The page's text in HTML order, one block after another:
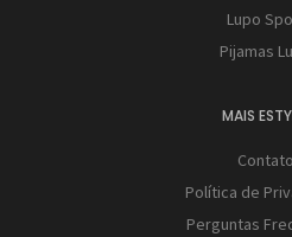
Lupo
Pijamas
MAIS
Contato
Política de
Perguntas